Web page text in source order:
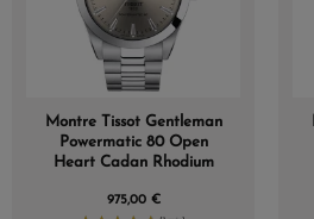
Montre Tissot Gentleman
Powermatic 80 Open
Heart Cadan Rhodium
975,00 €